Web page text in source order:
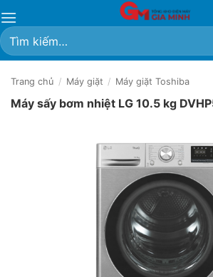
qua
nội
dung
Tìm
kiếm:
Trang chủ / Máy giặt / Máy giặt Toshiba
Máy sấy bơm nhiệt LG 10.5 kg